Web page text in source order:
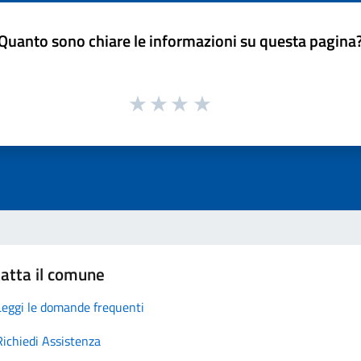
sono chiare le informazioni su questa
il comune
le domande frequenti
Assistenza